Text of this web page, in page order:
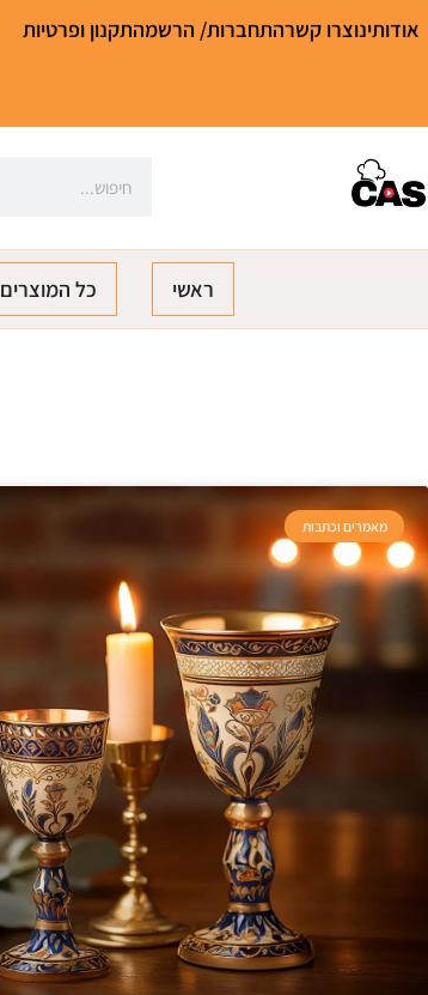
אודותינוצרו קשרהתחברות/ הרשמהתקנון ופרטיות
ראשי כל המוצרים
מאמרים וכתבות